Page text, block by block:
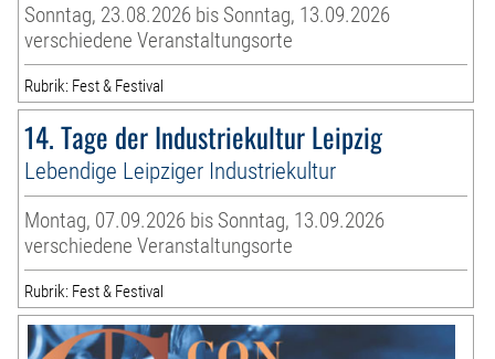
Sonntag, 23.08.2026 bis Sonntag, 13.09.2026
verschiedene Veranstaltungsorte
Rubrik: Fest & Festival
14. Tage der Industriekultur Leipzig
Lebendige Leipziger Industriekultur
Montag, 07.09.2026 bis Sonntag, 13.09.2026
verschiedene Veranstaltungsorte
Rubrik: Fest & Festival